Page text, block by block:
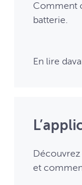
Comment
batterie.
En lire
et